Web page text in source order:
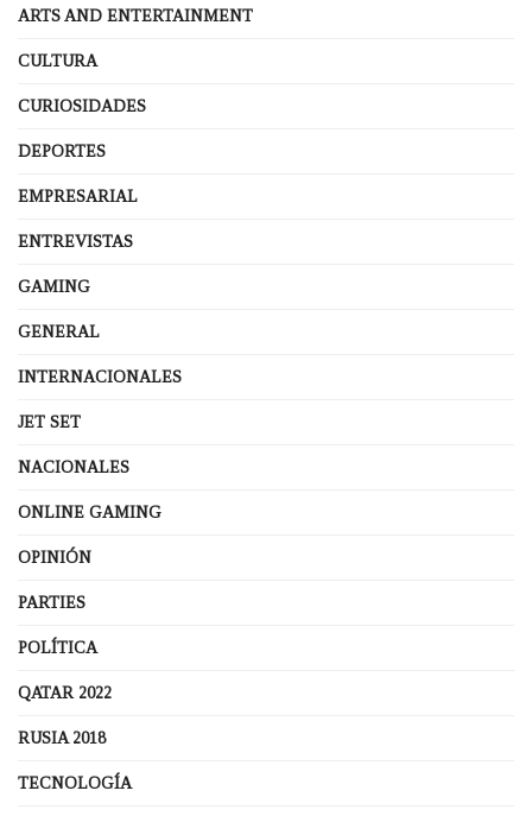
ARTS AND ENTERTAINMENT
CULTURA
CURIOSIDADES
DEPORTES
EMPRESARIAL
ENTREVISTAS
GAMING
GENERAL
INTERNACIONALES
JET SET
NACIONALES
ONLINE GAMING
OPINIÓN
PARTIES
POLÍTICA
QATAR 2022
RUSIA 2018
TECNOLOGÍA